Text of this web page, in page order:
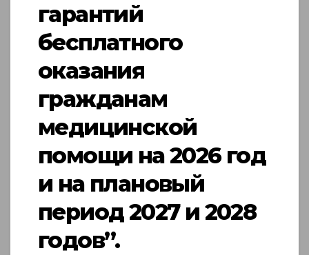
гарантий
бесплатного
оказания
гражданам
медицинской
помощи на 2026 год
и на плановый
период 2027 и 2028
годов”.